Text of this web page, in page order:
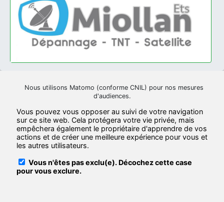
Nous utilisons Matomo (conforme CNIL) pour nos mesures
d'audiences.